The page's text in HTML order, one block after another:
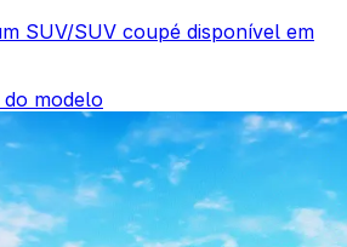
SUV/SUV coupé disponível em
modelo